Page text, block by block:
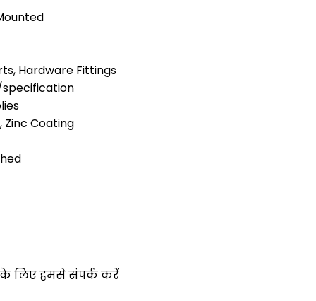
Hardware Fittings
Zinc Coating
के लिए हमसे संपर्क करें